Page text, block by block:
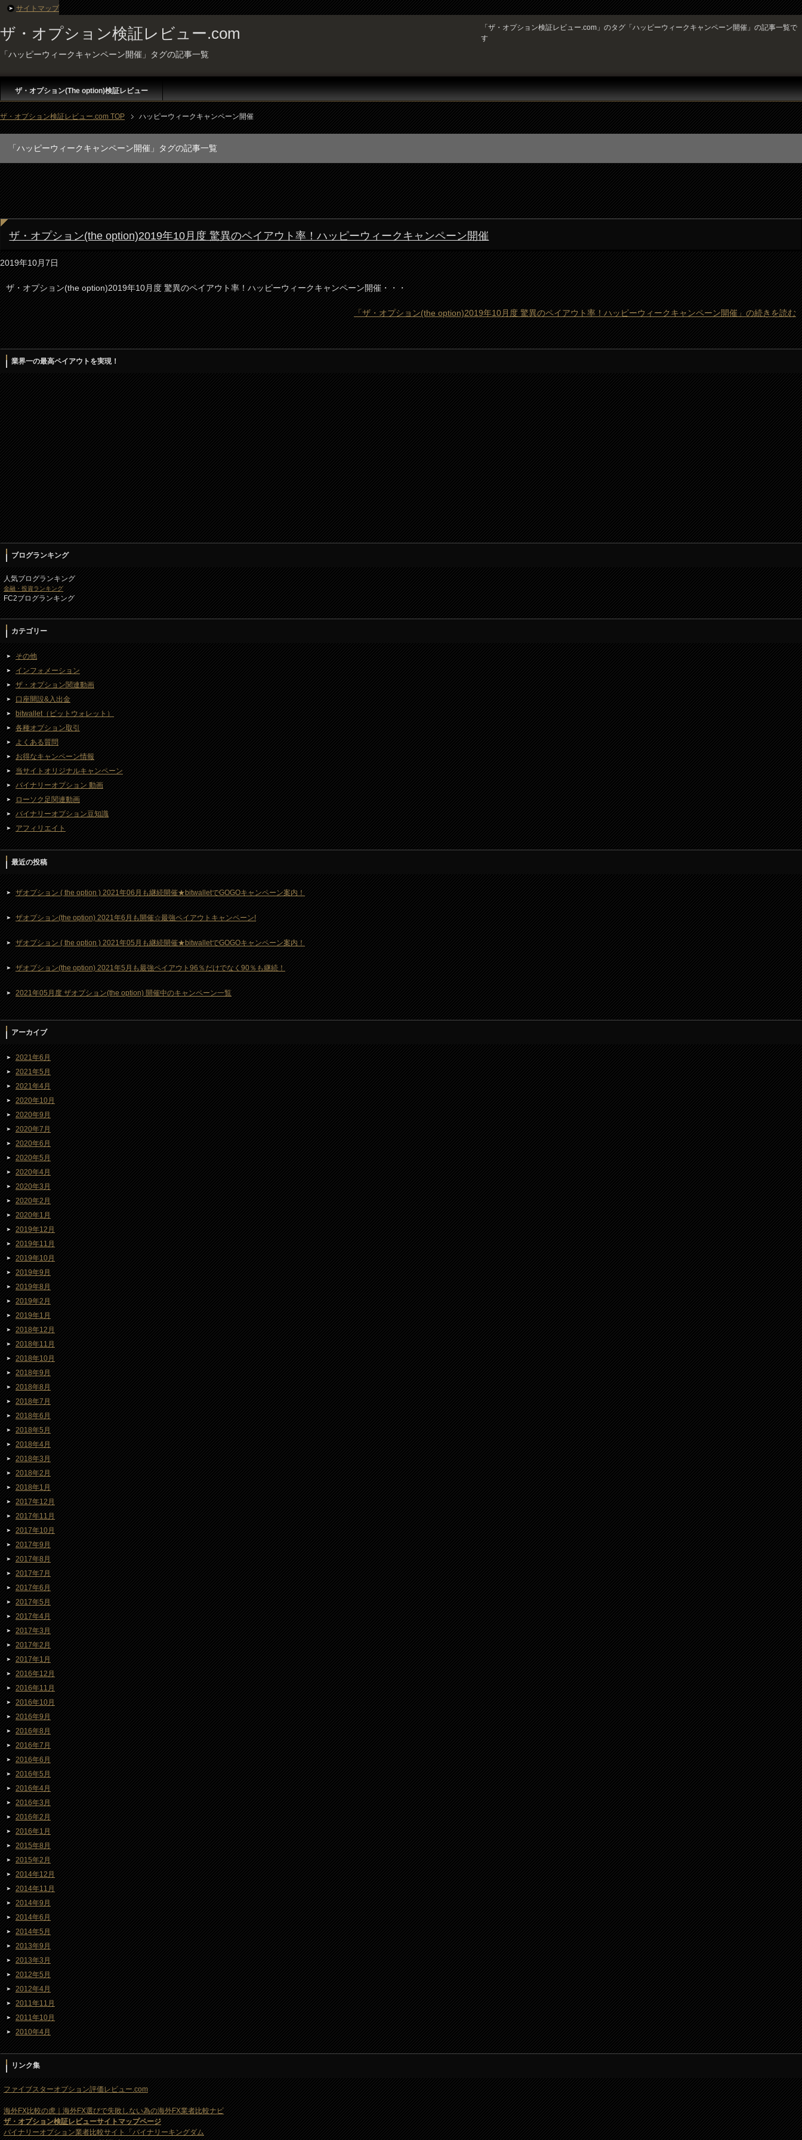
ザ・オプション検証レビュー.com
「ハッピーウィークキャンペーン開催」タグの記事一覧
「ザ・オプション検証レビュー.com」のタグ「ハッピーウィークキャンペーン開催」の記事一覧で
す
ザ・オプション(The option)検証レビュー
ザ・オプション検証レビュー.com TOP ハッピーウィークキャンペーン開催
「ハッピーウィークキャンペーン開催」タグの記事一覧
ザ・オプション(the option)2019年10月度 驚異のペイアウト率！ハッピーウィークキャンペーン開催
2019年10月7日
ザ・オプション(the option)2019年10月度 驚異のペイアウト率！ハッピーウィークキャンペーン開催・・・
「ザ・オプション(the option)2019年10月度 驚異のペイアウト率！ハッピーウィークキャンペーン開催」の続きを読む
業界一の最高ペイアウトを実現！
ブログランキング
人気ブログランキング
金融・投資ランキング
FC2ブログランキング
カテゴリー
その他
インフォメーション
ザ・オプション関連動画
口座開設&入出金
bitwallet（ビットウォレット）
各種オプション取引
よくある質問
お得なキャンペーン情報
当サイトオリジナルキャンペーン
バイナリーオプション 動画
ローソク足関連動画
バイナリーオプション豆知識
アフィリエイト
最近の投稿
ザオプション ( the option ) 2021年06月も継続開催★bitwalletでGOGOキャンペーン案内！
ザオプション(the option) 2021年6月も開催☆最強ペイアウトキャンペーン!
ザオプション ( the option ) 2021年05月も継続開催★bitwalletでGOGOキャンペーン案内！
ザオプション(the option) 2021年5月も最強ペイアウト96％だけでなく90％も継続！
2021年05月度 ザオプション(the option) 開催中のキャンペーン一覧
アーカイブ
2021年6月
2021年5月
2021年4月
2020年10月
2020年9月
2020年7月
2020年6月
2020年5月
2020年4月
2020年3月
2020年2月
2020年1月
2019年12月
2019年11月
2019年10月
2019年9月
2019年8月
2019年2月
2019年1月
2018年12月
2018年11月
2018年10月
2018年9月
2018年8月
2018年7月
2018年6月
2018年5月
2018年4月
2018年3月
2018年2月
2018年1月
2017年12月
2017年11月
2017年10月
2017年9月
2017年8月
2017年7月
2017年6月
2017年5月
2017年4月
2017年3月
2017年2月
2017年1月
2016年12月
2016年11月
2016年10月
2016年9月
2016年8月
2016年7月
2016年6月
2016年5月
2016年4月
2016年3月
2016年2月
2016年1月
2015年8月
2015年2月
2014年12月
2014年11月
2014年9月
2014年6月
2014年5月
2013年9月
2013年3月
2012年5月
2012年4月
2011年11月
2011年10月
2010年4月
リンク集
ファイブスターオプション評価レビュー.com
海外FX比較の虎｜海外FX選びで失敗しない為の海外FX業者比較ナビ
ザ・オプション検証レビューサイトマップページ
バイナリーオプション業者比較サイト「バイナリーキングダム
サイトマップ